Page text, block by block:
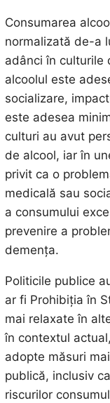
Consumarea
normalizată de-a
adânci în culturile
alcoolul este
socializare,
este adesea
culturi au avut
de alcool, iar în
privit ca o
medicală sau
a consumului
prevenire a
demența.
Politicile publice
ar fi Prohibiția în
mai relaxate în
în contextul
adopte măsuri
publică, inclusiv
riscurilor